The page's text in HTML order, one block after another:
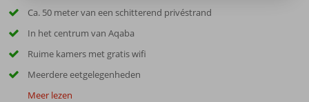
Ca. 50 meter van een schitterend privéstrand
In het centrum van Aqaba
Ruime kamers met gratis wifi
Meerdere eetgelegenheden
Meer lezen